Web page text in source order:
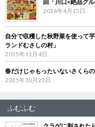
回「川口×絶品グ
2026年4月15日
自分で収穫した秋野菜を使って
ランドむさしの村」
2025年11月4日
春だけじゃもったいないさくら
2025年10月23日
ふむふむ